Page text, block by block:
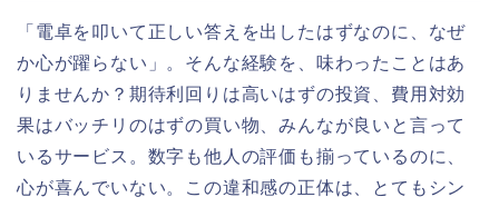
「電卓を叩いて正しい答えを出したはずなのに、なぜ
か心が躍らない」。そんな経験を、味わったことはあ
りませんか？期待利回りは高いはずの投資、費用対効
果はバッチリのはずの買い物、みんなが良いと言って
いるサービス。数字も他人の評価も揃っているのに、
心が喜んでいない。この違和感の正体は、とてもシン